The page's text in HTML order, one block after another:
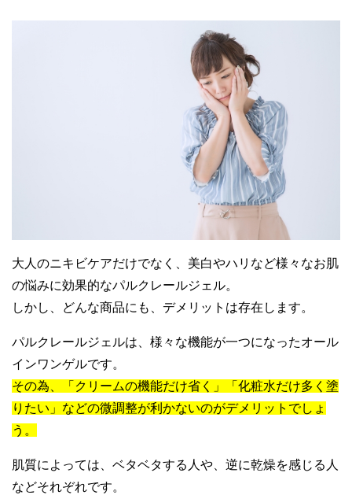
大人のニキビケアだけでなく、美白やハリなど様々なお肌
の悩みに効果的なパルクレールジェル。
しかし、どんな商品にも、デメリットは存在します。
パルクレールジェルは、様々な機能が一つになったオール
インワンゲルです。
その為、「クリームの機能だけ省く」「化粧水だけ多く塗
りたい」などの微調整が利かないのがデメリットでしょ
う。
肌質によっては、ベタベタする人や、逆に乾燥を感じる人
などそれぞれです。